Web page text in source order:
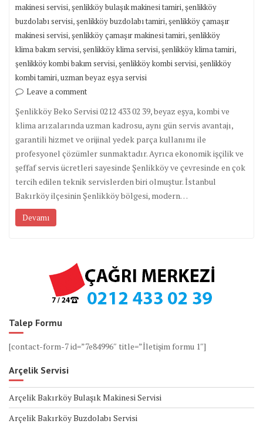
makinesi servisi,şenlikköy bulaşık makinesi tamiri,şenlikköy
buzdolabı servisi,şenlikköy buzdolabı tamiri,şenlikköy çamaşır
makinesi servisi,şenlikköy çamaşır makinesi tamiri,şenlikköy
klima bakım servisi,şenlikköy klima servisi,şenlikköy klima tamiri,
şenlikköy kombi bakım servisi,şenlikköy kombi servisi,şenlikköy
kombi tamiri,uzman beyaz eşya servisi
Leave a comment
Şenlikköy Beko Servisi 0212 433 02 39, beyaz eşya, kombi ve
klima arızalarında uzman kadrosu, aynı gün servis avantajı,
garantili hizmet ve orijinal yedek parça kullanımı ile
profesyonel çözümler sunmaktadır. Ayrıca ekonomik işçilik ve
şeffaf servis ücretleri sayesinde Şenlikköy ve çevresinde en çok
tercih edilen teknik servislerden biri olmuştur. İstanbul
Bakırköy ilçesinin Şenlikköy bölgesi, modern…
Devamı
Talep Formu
[contact-form-7 id=”7e84996″ title=”İletişim formu 1″]
Arçelik Servisi
Arçelik Bakırköy Bulaşık Makinesi Servisi
Arçelik Bakırköy Buzdolabı Servisi